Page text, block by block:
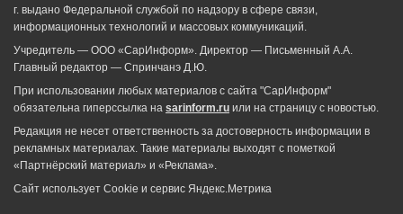
г. выдано Федеральной службой по надзору в сфере связи,
информационных технологий и массовых коммуникаций.
Учредитель — ООО «СарИнформ». Директор — Письменный А.А.
Главный редактор — Спринчанэ Д.Ю.
При использовании любых материалов с сайта "СарИнформ"
обязательна гиперссылка на sarinform.ru или на страницу с новостью.
Редакция не несет ответственность за достоверность информации в
рекламных материалах. Такие материалы выходят с пометкой
«Партнёрский материал» и «Реклама».
Сайт использует Cookie и сервиc Яндекс.Метрика